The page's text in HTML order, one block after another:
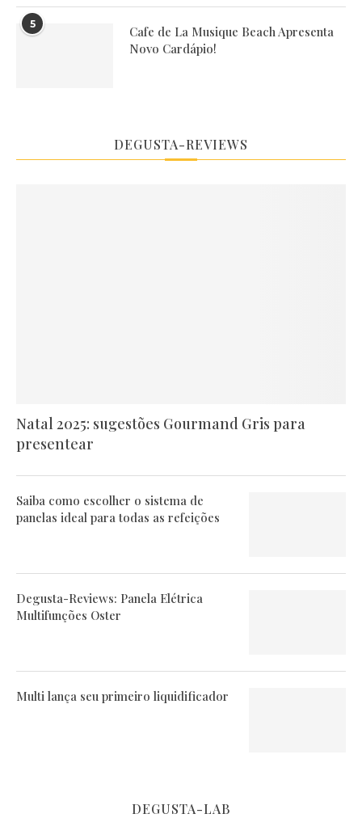
5
Cafe de La Musique Beach Apresenta
Novo Cardápio!
DEGUSTA-REVIEWS
Natal 2025: sugestões Gourmand Gris para
presentear
Saiba como escolher o sistema de
panelas ideal para todas as refeições
Degusta-Reviews: Panela Elétrica
Multifunções Oster
Multi lança seu primeiro liquidificador
DEGUSTA-LAB